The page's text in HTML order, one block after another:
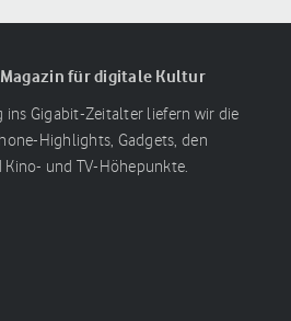
für digitale Kultur
ins Gigabit-Zeitalter liefern wir die
Highlights, Gadgets, den
Kino- und TV-Höhepunkte.